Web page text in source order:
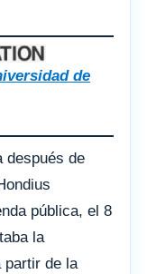
de
después de
pública, el 8
la
partir de la